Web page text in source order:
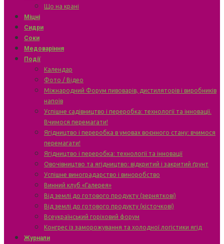
Що на крані
Міцні
Сидри
Соки
Медоваріння
Події
Календар
Фото / Відео
Міжнародний Форум пивоварів, дистиляторів і виробників
напоїв
Успішне садівництво і переробка: технології та інновації.
Вчимося перемагати!
Ягідництво і переробка в умовах воєнного стану: вчимося
перемагати!
Ягідництво і переробка: технології та інновації
Овочівництво та ягідництво: відкритий і закритий ґрунт
Успішне виноградарство і виноробство
Винний клуб «Галерея»
Від землі до готового продукту (зерняткові)
Від землі до готового продукту (кісточкові)
Всеукраїнський горіховий форум
Конгрес із заморожування та холодної логістики ягід
Журнали